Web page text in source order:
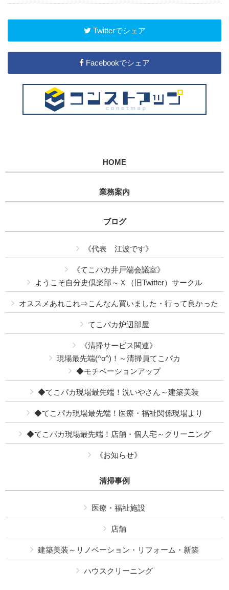
Twitterでシェア
Facebookでシェア
HOME
業務案内
ブログ
《代表 江波です》
《てこパカ井戸端会議室》
ようこそ自分史倶楽部～Ｘ（旧Twitter）サークル
オススメあれこれ⇒こんなん買いました・行って良かった
てこパカ炉辺部屋
《清掃サービス関連》
現場最先端(^o^)！～清掃員てこパカ
◆モチベーションアップ
◆てこパカ現場最先端！洗いやさん～建築美装
◆てこパカ現場最先端！医療・福祉関係現場より
◆てこパカ現場最先端！店舗・個人宅～クリーニング
《お知らせ》
清掃事例
医療・福祉施設
店舗
建築美装～リノベーション・リフォーム・新築
ハウスクリーニング